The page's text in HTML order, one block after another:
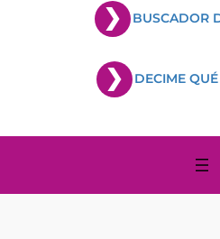
BUSCADOR
DECIME